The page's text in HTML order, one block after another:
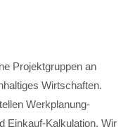
Projektgruppen an
Wirtschaften.
Werkplanung-
Einkauf-Kalkulation. Wir